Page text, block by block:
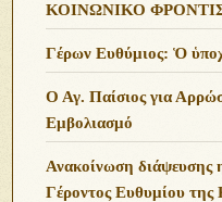
ΚΟΙΝΩΝΙΚΟ
Γέρων Ευθύμιος: Ὁ
Ο Αγ. Παίσιος για
Εμβολιασμό
Ανακοίνωση διάψευσης
Γέροντος Ευθυμίου της